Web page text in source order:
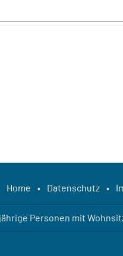
Home • Datenschutz •
Personen mit